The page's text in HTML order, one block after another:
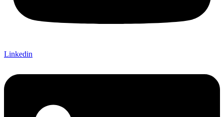
Linkedin